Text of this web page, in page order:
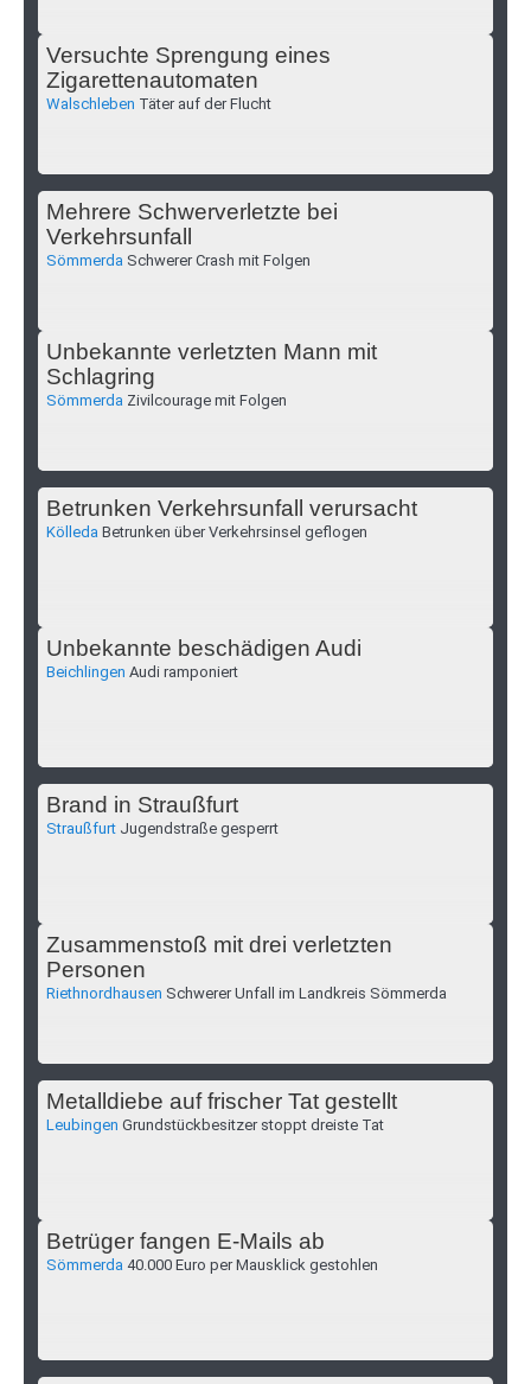
Versuchte Sprengung eines
Zigarettenautomaten
Walschleben Täter auf der Flucht
Mehrere Schwerverletzte bei
Verkehrsunfall
Sömmerda Schwerer Crash mit Folgen
Unbekannte verletzten Mann mit
Schlagring
Sömmerda Zivilcourage mit Folgen
Betrunken Verkehrsunfall verursacht
Kölleda Betrunken über Verkehrsinsel geflogen
Unbekannte beschädigen Audi
Beichlingen Audi ramponiert
Brand in Straußfurt
Straußfurt Jugendstraße gesperrt
Zusammenstoß mit drei verletzten
Personen
Riethnordhausen Schwerer Unfall im Landkreis Sömmerda
Metalldiebe auf frischer Tat gestellt
Leubingen Grundstückbesitzer stoppt dreiste Tat
Betrüger fangen E-Mails ab
Sömmerda 40.000 Euro per Mausklick gestohlen